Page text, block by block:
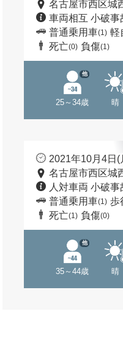
名古屋市西区城
車両相互 小破事
普通乗用車(1) 軽
死亡(0) 負傷(1)
25～34歳
他
晴
2021年10月4日(
名古屋市西区城
人対車両 小破事
普通乗用車(1) 歩
死亡(1) 負傷(0)
35～44歳
他
晴